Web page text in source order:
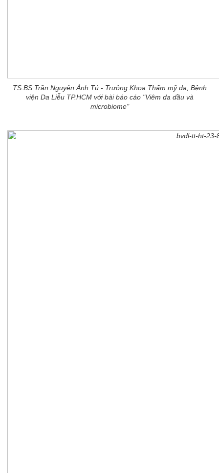
TS.BS Trần Nguyên Ánh Tú - Trưởng Khoa Thẩm mỹ da, Bệnh
viện Da Liễu TP.HCM với bài báo cáo "Viêm da dầu và
microbiome"